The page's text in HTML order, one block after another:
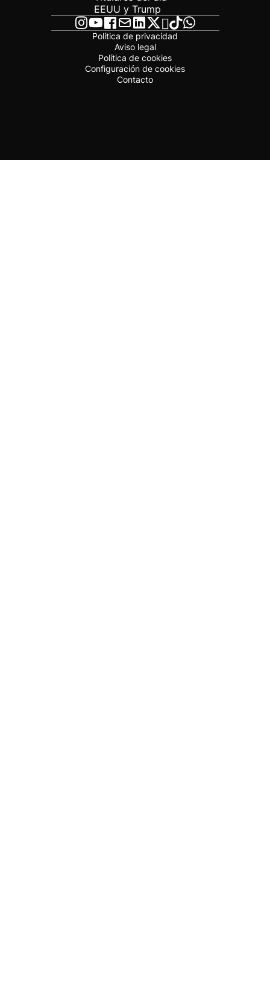
EEUU y Trump
Política de privacidad
Aviso legal
Política de cookies
Configuración de cookies
Contacto